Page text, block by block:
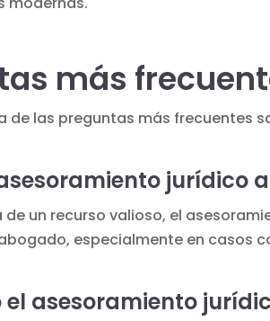
más
de las preguntas más frecuentes
de un recurso valioso, el
especialmente en casos
el asesoramiento